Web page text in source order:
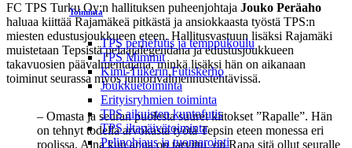
Toiminta
TPS perhefutis ja temppukoulu
TPS Mimmit
Kimi-Tiikerin Futiskerho
Joukkuetoiminta
Erityisryhmien toiminta
TPS aikuisten kuntofutis
TPS iltapäivätoiminta
Pelinohjaus ja tuomarointi
FC TPS Turku Oy:n hallituksen puheenjohtaja Jouko Peräaho
haluaa kiittää Rajamäkeä pitkästä ja ansiokkaasta työstä TPS:n
miesten edustusjoukkueen eteen. Hallitusvastuun lisäksi Rajamäki
muistetaan Tepsistä pelaajalegendana ja edustusjoukkueen
takavuosien päävalmentajana, minkä lisäksi hän on aikanaan
toiminut seurassa myös juniorivalmennustehtävissä.
– Omasta ja seuran puolesta suuret kiitokset ”Rapalle”. Hän
on tehnyt todella arvokasta työtä Tepsin eteen monessa eri
roolissa. Aina kun apua on tarvittu, on Rapa sitä ollut seuralle